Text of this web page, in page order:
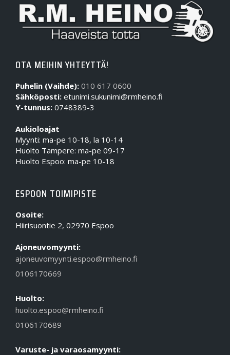
OTA MEIHIN YHTEYTTÄ!
Puhelin (Vaihde): 010 617 0600
Sähköposti: etunimi.sukunimi@rmheino.fi
Y-tunnus: 0748389-3
Aukioloajat
Myynti: ma-pe 10-18, la 10-14
Huolto Tampere: ma-pe 09-17
Huolto Espoo: ma-pe 10-18
ESPOON TOIMIPISTE
Osoite:
Hiirisuontie 2, 02970 Espoo
Ajoneuvomyynti:
ajoneuvomyynti.espoo@rmheino.fi
0106170669
Huolto:
huolto.espoo@rmheino.fi
0106170689
Varuste- ja varaosamyynti: